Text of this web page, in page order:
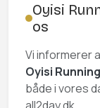
Oyisi
os
Vi informerer
Oyisi
både i vores